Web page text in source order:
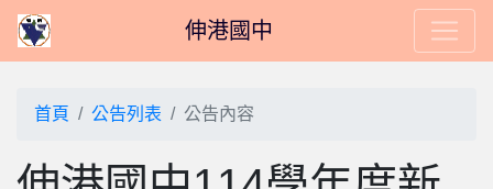
伸港國中
首頁 公告列表 公告內容